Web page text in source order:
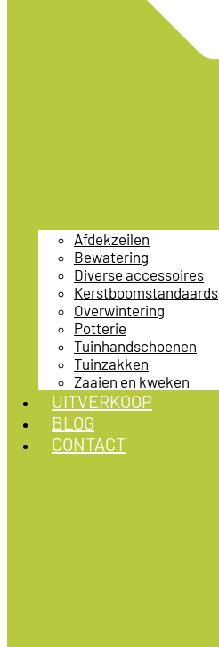
Afdekzeilen
Bewatering
Diverse accessoires
Kerstboomstandaards
Overwintering
Potterie
Tuinhandschoenen
Tuinzakken
Zaaien en kweken
UITVERKOOP
BLOG
CONTACT